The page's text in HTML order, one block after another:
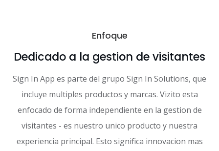
Enfoque
Dedicado a la gestion de visitantes
Sign In App es parte del grupo Sign In Solutions, que
incluye multiples productos y marcas. Vizito esta
enfocado de forma independiente en la gestion de
visitantes - es nuestro unico producto y nuestra
experiencia principal. Esto significa innovacion mas